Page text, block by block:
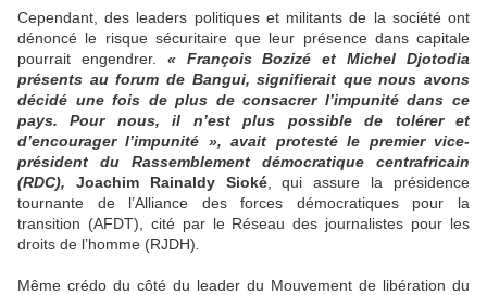
Cependant, des leaders politiques et militants de la société ont
dénoncé le risque sécuritaire que leur présence dans capitale
pourrait engendrer.
« François Bozizé et Michel Djotodia
présents au forum de Bangui, signifierait que nous avons
décidé une fois de plus de consacrer l’impunité dans ce
pays. Pour nous, il n’est plus possible de tolérer et
d’encourager l’impunité », avait protesté le premier vice-
président du Rassemblement démocratique centrafricain
(RDC),
Joachim Rainaldy Sioké, qui assure la présidence
tournante de l’Alliance des forces démocratiques pour la
transition (AFDT), cité par le Réseau des journalistes pour les
droits de l’homme (RJDH)
Même crédo du côté du leader du Mouvement de libération du